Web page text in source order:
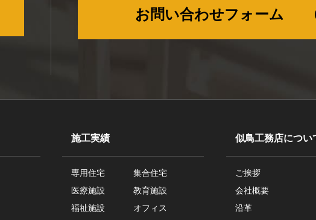
お問い合わせフォーム
施工実績
専用住宅
集合住宅
医療施設
教育施設
福祉施設
オフィス
似鳥工務店につい
ご挨拶
会社概要
沿革